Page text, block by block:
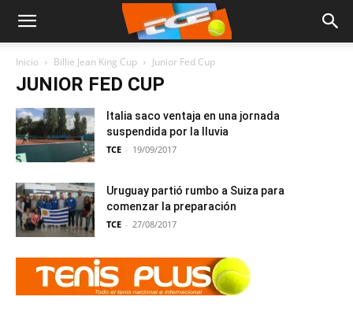
Inicio Billie Jean King Cup Junior Fed Cup
JUNIOR FED CUP
Italia saco ventaja en una jornada
suspendida por la lluvia
TCE - 19/09/2017
Uruguay partió rumbo a Suiza para
comenzar la preparación
TCE - 27/08/2017